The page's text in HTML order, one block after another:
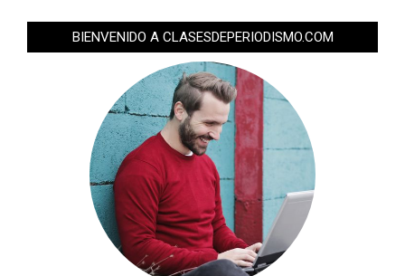
BIENVENIDO A CLASESDEPERIODISMO.COM